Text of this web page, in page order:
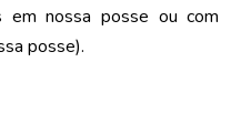
em nossa posse ou com
posse).